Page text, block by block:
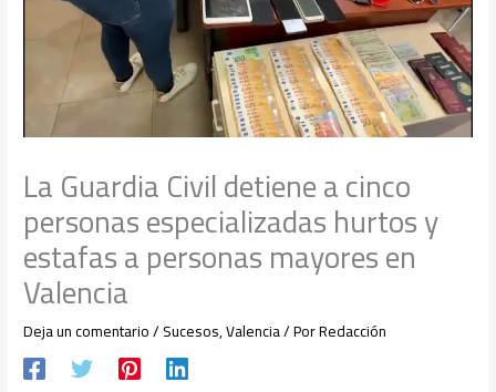
La Guardia Civil detiene a cinco
personas especializadas hurtos y
estafas a personas mayores en
Valencia
Deja un comentario/Sucesos,Valencia/ PorRedacción